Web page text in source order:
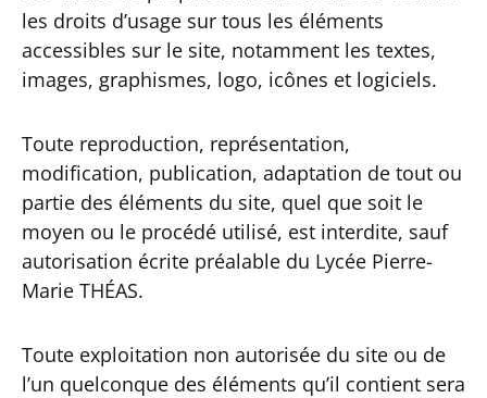
les droits d’usage sur tous les éléments
accessibles sur le site, notamment les textes,
images, graphismes, logo, icônes et logiciels.
Toute reproduction, représentation,
modification, publication, adaptation de tout ou
partie des éléments du site, quel que soit le
moyen ou le procédé utilisé, est interdite, sauf
autorisation écrite préalable du Lycée Pierre-
Marie THÉAS.
Toute exploitation non autorisée du site ou de
l’un quelconque des éléments qu’il contient sera